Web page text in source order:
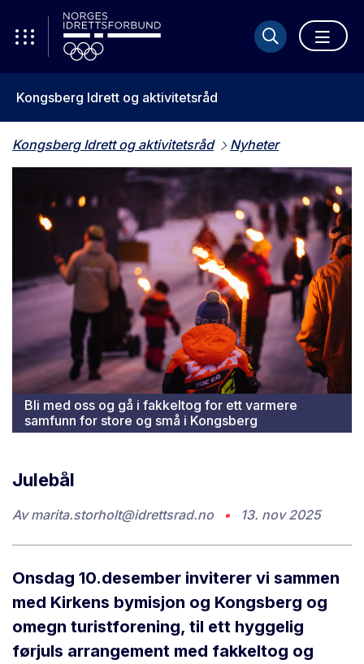
Kongsberg Idrett og aktivitetsråd
Kongsberg Idrett og aktivitetsråd Nyheter
Bli med oss og gå i fakkeltog for ett varmere
samfunn for store og små i Kongsberg
Julebål
Avmarita.storholt@idrettsrad.no • 13. nov 2025
Onsdag 10.desember inviterer vi sammen
med Kirkens bymisjon og Kongsberg og
omegn turistforening, til ett hyggelig
førjuls arrangement med fakkeltog og